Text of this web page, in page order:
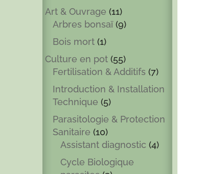
Art & Ouvrage (11)
Arbres bonsaï(9)
Bois mort(1)
Culture en pot(55)
Fertilisation & Additifs (7)
Introduction & Installation
Technique (5)
Parasitologie & Protection
Sanitaire (10)
Assistant diagnostic (4)
Cycle Biologique